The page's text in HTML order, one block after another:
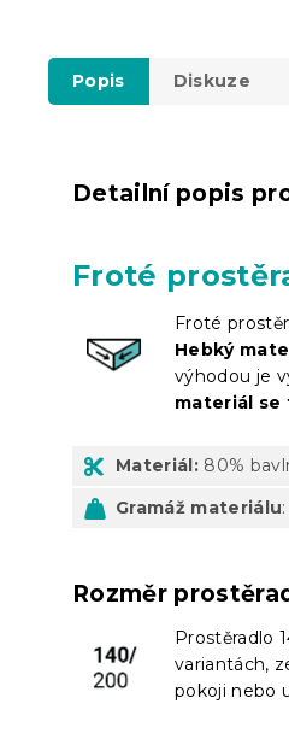
Popis Diskuze
Detailní popis
Froté
Froté
Hebký
výhodou je
materiál
Materiál: 80%
Gramáž materiálu
Rozměr
Prostěradlo
variantách,
pokoji nebo